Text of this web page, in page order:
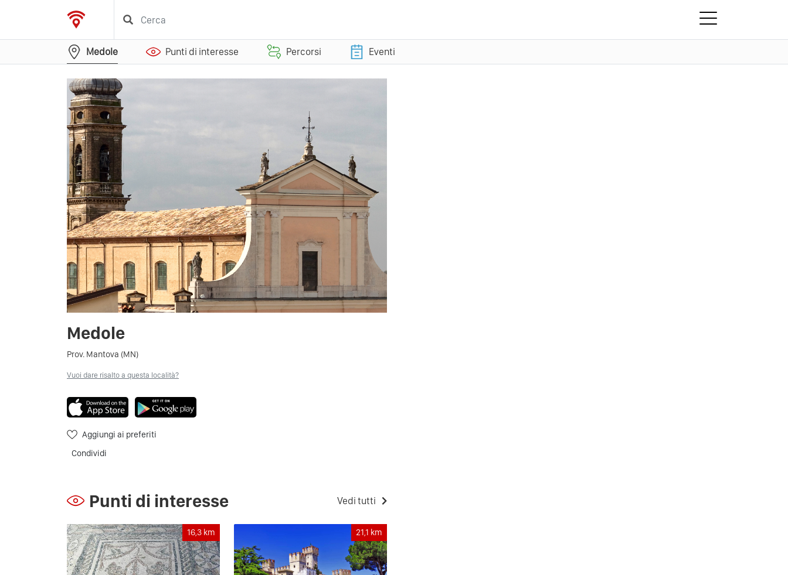
Medole Punti di interesse Percorsi Eventi
Medole
Prov. Mantova (MN)
Vuoi dare risalto a questa località?
Aggiungi ai preferiti
Condividi
Punti di interesse Vedi tutti
16,3 km 21,1 km